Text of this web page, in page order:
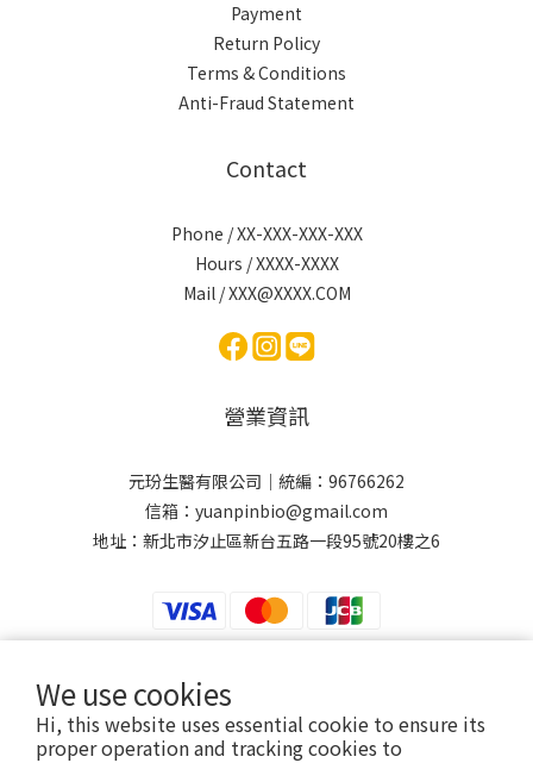
We use cookies
Hi, this website uses essential cookie to ensure its
proper operation and tracking cookies to
Payment
Return Policy
Terms & Conditions
Anti-Fraud Statement
Contact
Phone / XX-XXX-XXX-XXX
Hours / XXXX-XXXX
Mail / XXX@XXXX.COM
營業資訊
元玢生醫有限公司｜統編：96766262
信箱：yuanpinbio@gmail.com
地址：新北市汐止區新台五路一段95號20樓之6
元玢生醫有限公司
提醒您，我們不會以電話或簡訊方式通知變更付款方式。